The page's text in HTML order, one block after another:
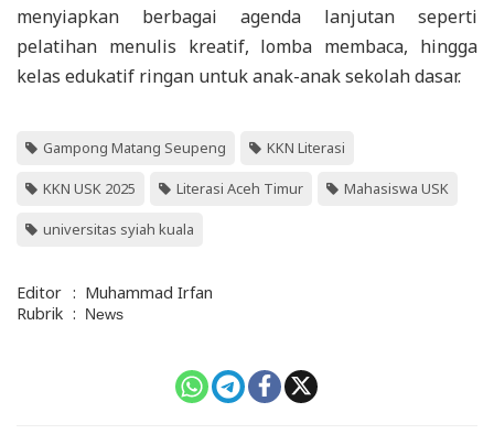
menyiapkan berbagai agenda lanjutan seperti
pelatihan menulis kreatif, lomba membaca, hingga
kelas edukatif ringan untuk anak-anak sekolah dasar.
Gampong Matang Seupeng KKN Literasi
KKN USK 2025 Literasi Aceh Timur Mahasiswa USK
universitas syiah kuala
Editor : Muhammad Irfan
Rubrik : News